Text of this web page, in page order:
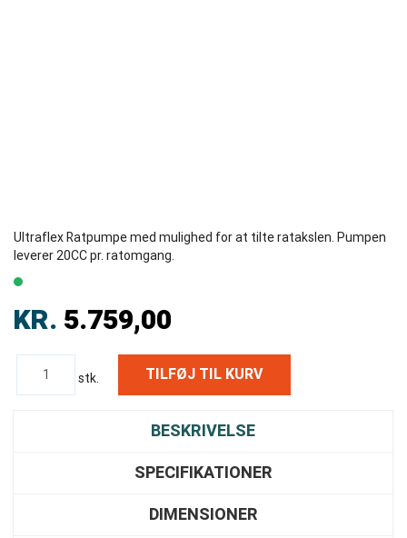
Ultraflex Ratpumpe med mulighed for at tilte ratakslen. Pumpen
leverer 20CC pr. ratomgang.
KR. 5.759,00
stk.
BESKRIVELSE
SPECIFIKATIONER
DIMENSIONER